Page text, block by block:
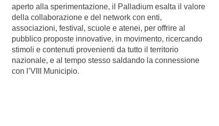
aperto alla sperimentazione, il Palladium esalta il valore
della collaborazione e del network con enti,
associazioni, festival, scuole e atenei, per offrire al
pubblico proposte innovative, in movimento, ricercando
stimoli e contenuti provenienti da tutto il territorio
nazionale, e al tempo stesso saldando la connessione
con l’VIII Municipio.